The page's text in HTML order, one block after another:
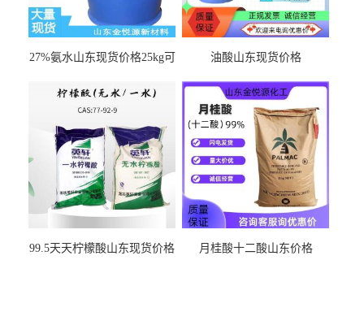
27%氨水山东现货价格25kg可
油酸山东现货价格
99.5天天柠檬酸山东现货价格 月桂酸十二酸山东价格